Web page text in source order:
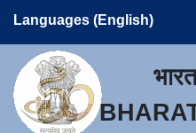
Languages (English)